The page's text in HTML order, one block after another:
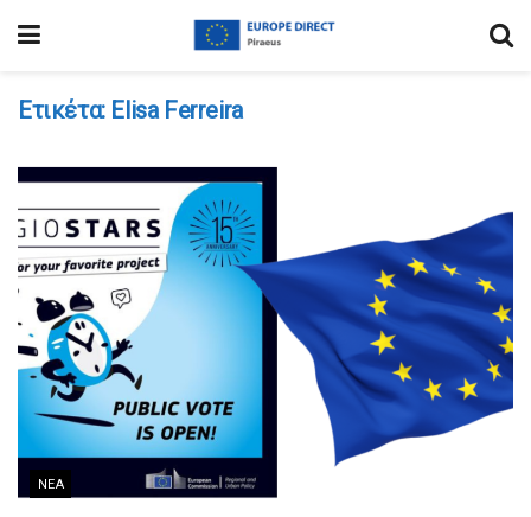
Ετικέτα: Elisa Ferreira
ΝΈΑ